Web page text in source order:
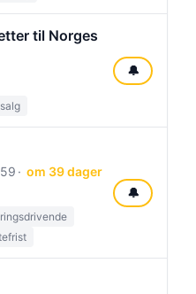
til Norges
🔔
om 39 dager
🔔